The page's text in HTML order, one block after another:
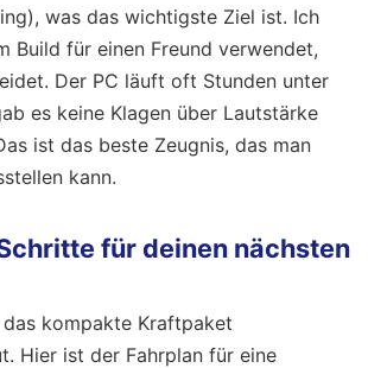
was das wichtigste Ziel ist. Ich
Build für einen Freund verwendet,
Der PC läuft oft Stunden unter
es keine Klagen über Lautstärke
ist das beste Zeugnis, das man
kann.
für deinen nächsten
kompakte Kraftpaket
Hier ist der Fahrplan für eine